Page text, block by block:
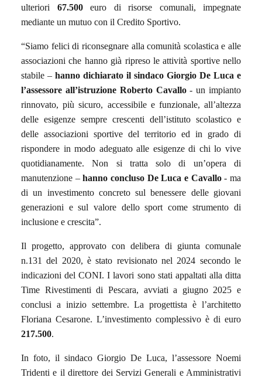
ulteriori 67.500euro di risorse comunali, impegnate
mediante un mutuo con il Credito Sportivo.
“Siamo felici di riconsegnare alla comunità scolastica e alle
associazioni che hanno già ripreso le attività sportive nello
stabile – hanno dichiarato il sindaco Giorgio De Luca e
l’assessore all’istruzione Roberto Cavallo- un impianto
rinnovato, più sicuro, accessibile e funzionale, all’altezza
delle esigenze sempre crescenti dell’istituto scolastico e
delle associazioni sportive del territorio ed in grado di
rispondere in modo adeguato alle esigenze di chi lo vive
quotidianamente. Non si tratta solo di un’opera di
manutenzione –hanno concluso De Luca e Cavallo- ma
di un investimento concreto sul benessere delle giovani
generazioni e sul valore dello sport come strumento di
inclusione e crescita”.
Il progetto, approvato con delibera di giunta comunale
n.131 del 2020, è stato revisionato nel 2024 secondo le
indicazioni del CONI. I lavori sono stati appaltati alla ditta
Time Rivestimenti di Pescara, avviati a giugno 2025 e
conclusi a inizio settembre. La progettista è l’architetto
Floriana Cesarone. L’investimento complessivo è di euro
217.500.
In foto, il sindaco Giorgio De Luca, l’assessore Noemi
Tridenti e il direttore dei Servizi Generali e Amministrativi